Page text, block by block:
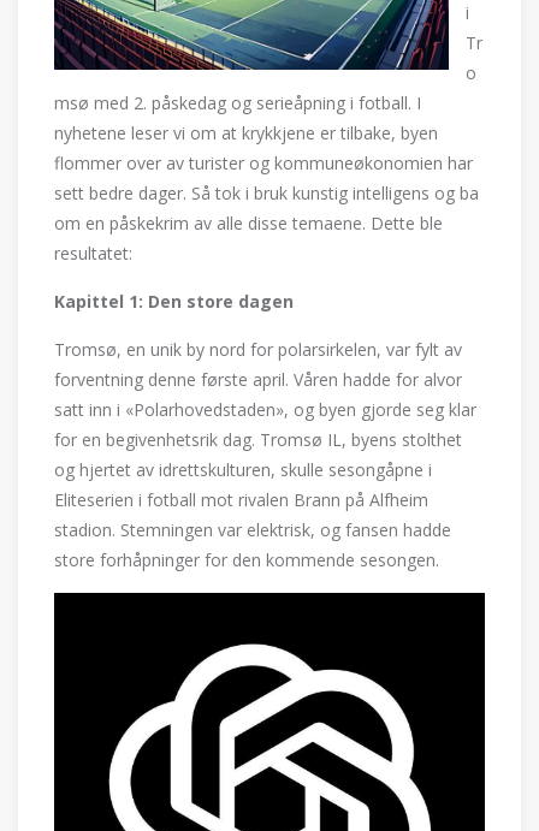
i
Tr
o
msø med 2. påskedag og serieåpning i fotball. I
nyhetene leser vi om at krykkjene er tilbake, byen
flommer over av turister og kommuneøkonomien har
sett bedre dager. Så tok i bruk kunstig intelligens og ba
om en påskekrim av alle disse temaene. Dette ble
resultatet:
Kapittel 1: Den store dagen
Tromsø, en unik by nord for polarsirkelen, var fylt av
forventning denne første april. Våren hadde for alvor
satt inn i «Polarhovedstaden», og byen gjorde seg klar
for en begivenhetsrik dag. Tromsø IL, byens stolthet
og hjertet av idrettskulturen, skulle sesongåpne i
Eliteserien i fotball mot rivalen Brann på Alfheim
stadion. Stemningen var elektrisk, og fansen hadde
store forhåpninger for den kommende sesongen.